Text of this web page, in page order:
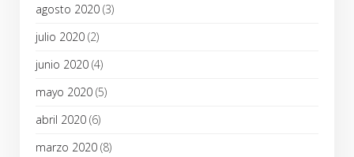
agosto 2020 (3)
julio 2020 (2)
junio 2020 (4)
mayo 2020 (5)
abril 2020 (6)
marzo 2020 (8)